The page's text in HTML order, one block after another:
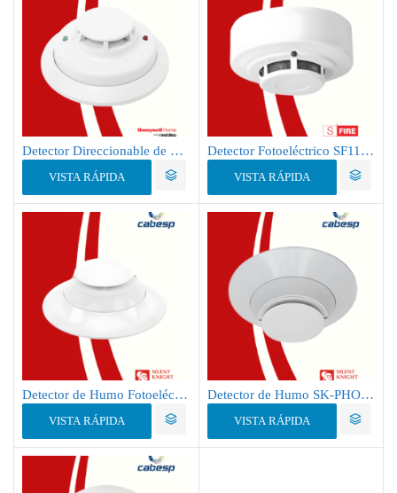
Detector Direccionable de Humo Fotoeléctrico VPLEX 5193SDT
VISTA RÁPIDA
Detector Fotoeléctrico SF119-4(12) conexión a 4 hilos
VISTA RÁPIDA
Detector de Humo Fotoeléctrico y Temperatura SK-PHOTO-TW
VISTA RÁPIDA
Detector de Humo SK-PHOTO-W/Compatible con Paneles Direccionables Silent Knight/SKPHOTOW
VISTA RÁPIDA